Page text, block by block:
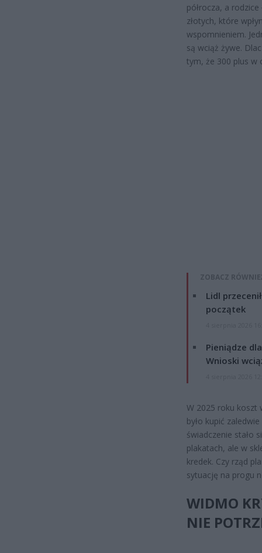
półrocza, a
złotych, które
wspomnieniem.
są wciąż żywe.
tym, że 300 plus w
ZOBACZ
Lidl
początek
Pieniądze
Wnioski
W 2025 roku koszt
było kupić
świadczenie stało
plakatach, ale w
kredek. Czy rząd
sytuację na progu
WIDMO
NIE